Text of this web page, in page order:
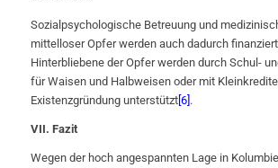
Sozialpsychologische Betreuung und
mittelloser Opfer werden auch dadurch
Hinterbliebene der Opfer werden durch Schul-
für Waisen und Halbweisen oder mit
Existenzgründung unterstützt[6] .
VII. Fazit
Wegen der hoch angespannten Lage in